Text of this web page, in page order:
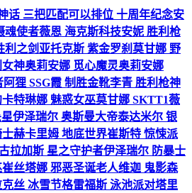
话 三把匹配可以排位 十周年纪念安
魂使者薇恩 海克斯科技安妮 胜利枪
利之剑亚托克斯 紫金罗刹莫甘娜 野
神奥莉安娜 觅心魔灵奥莉安娜
狸 SSG霞 制胜金靴李青 胜利枪神
特琳娜 魅惑女巫莫甘娜 SKTT1薇
伊泽瑞尔 奥斯曼大帝泰达米尔 银
赫卡里姆 地底世界崔斯特 惊悚派
拉加斯 星之守护者伊泽瑞尔 防暴士
丝塔娜 邪恶圣诞老人维迦 鬼影森
丝 冰雪节格雷福斯 泳池派对塔里